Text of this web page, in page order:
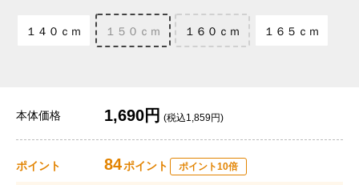
１４０ｃｍ １５０ｃｍ １６０ｃｍ １６５ｃｍ
本体価格 1,690円 (税込1,859円)
ポイント 84ポイント ポイント10倍